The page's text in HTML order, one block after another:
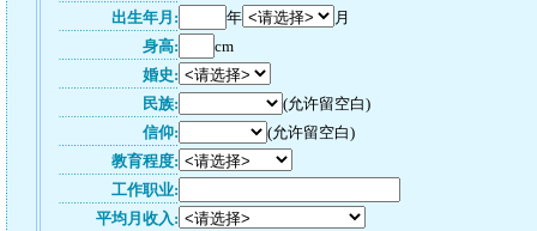
出生年月:
年
月
身高:
cm
婚史:
民族:
(允许留空白)
信仰:
(允许留空白)
教育程度:
工作职业:
平均月收入: